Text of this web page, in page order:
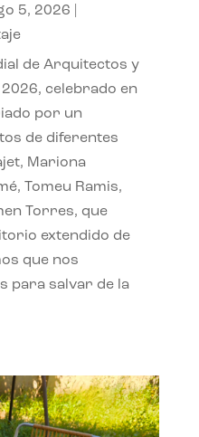
5, 2026
de Arquitectos y
celebrado en
por un
de diferentes
Mariona
Tomeu Ramis,
Torres, que
extendido de
que nos
para salvar de la